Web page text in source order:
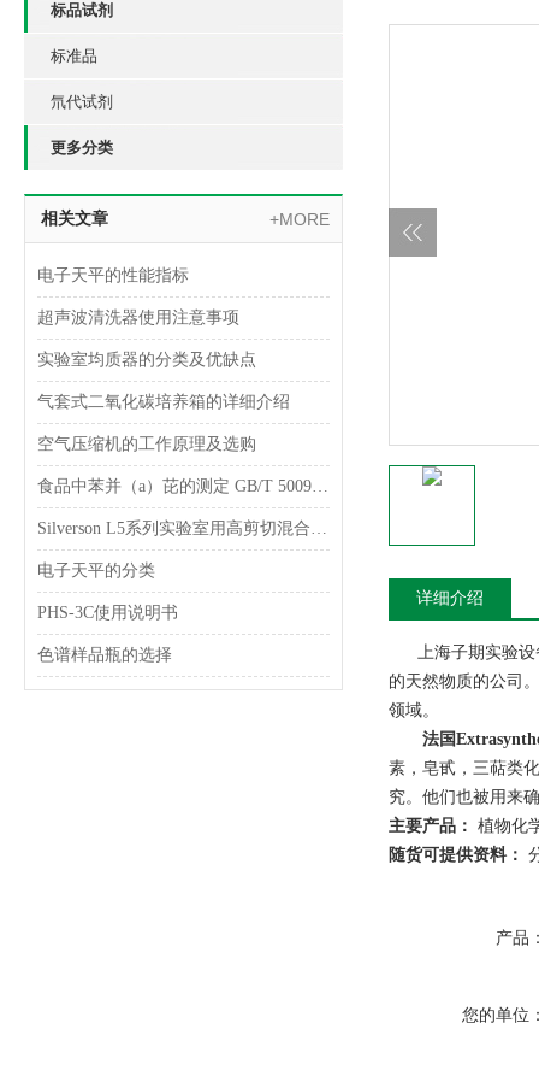
标品试剂
标准品
氘代试剂
更多分类
相关文章 +MORE
电子天平的性能指标
超声波清洗器使用注意事项
实验室均质器的分类及优缺点
气套式二氧化碳培养箱的详细介绍
空气压缩机的工作原理及选购
食品中苯并（a）芘的测定 GB/T 5009.27-2003
Silverson L5系列实验室用高剪切混合乳化器
电子天平的分类
PHS-3C使用说明书
色谱样品瓶的选择
详细介绍
上海子期实验设
的天然物质的公司
领域。
法国
素，皂甙，三萜类
究。他们也被用来
主要产品： 植物化
随货可提供资料：
产品
您的单位